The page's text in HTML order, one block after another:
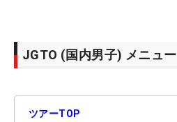
JGTO (国内男子) メニュー
ツアーTOP